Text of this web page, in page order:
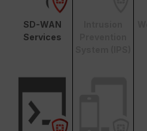
SD-WAN
Services